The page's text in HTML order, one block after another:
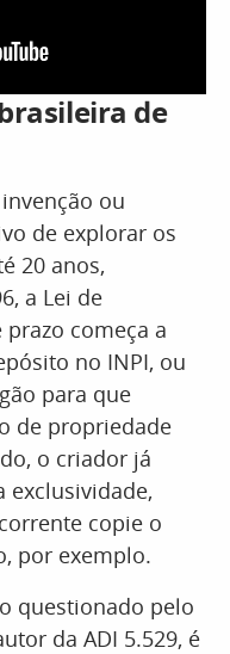
de
ou
de explorar os
20 anos,
a Lei de
começa a
no INPI, ou
para que
de propriedade
o criador já
exclusividade,
copie o
por exemplo.
questionado pelo
da ADI 5.529, é